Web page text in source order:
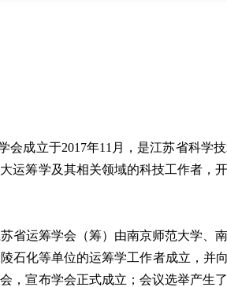
成立于2017年11月，是江苏省科学
运筹学及其相关领域的科技工作者，
运筹学会（筹）由南京师范大学、南
石化等单位的运筹学工作者成立，并
，宣布学会正式成立；会议选举产生